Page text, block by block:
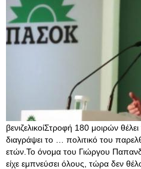
βενιζελικοίΣτροφή 180 μοιρών
διαγράψει το … πολιτικό του
ετών.Το όνομα του Γιώργου
είχε εμπνεύσει όλους, τώρα δεν